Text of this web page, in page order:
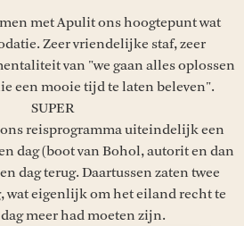
met Apulit ons hoogtepunt wat
Zeer vriendelijke staf, zeer
van "we gaan alles oplossen
een mooie tijd te laten beleven".
SUPER
reisprogramma uiteindelijk een
dag (boot van Bohol, autorit en dan
dag terug. Daartussen zaten twee
wat eigenlijk om het eiland recht te
meer had moeten zijn.